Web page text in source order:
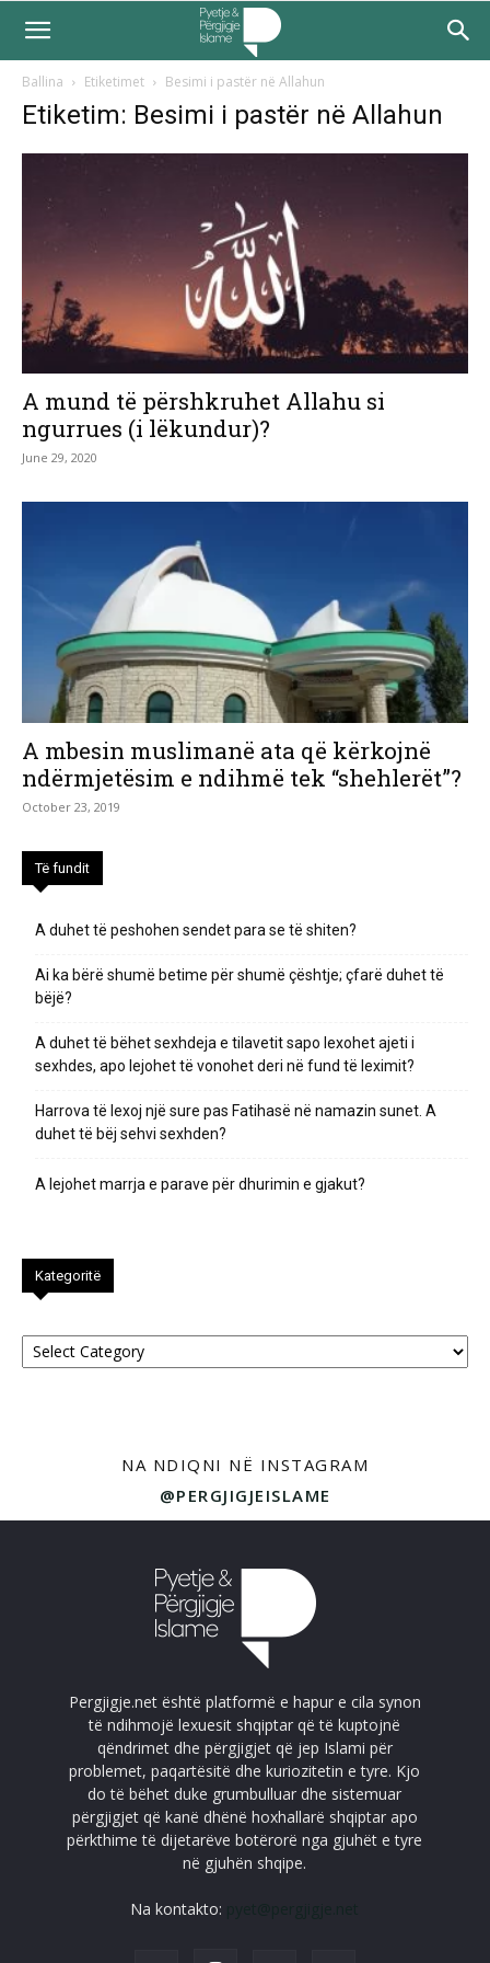
Ballina Etiketimet Besimi i pastër në Allahun
Etiketim: Besimi i pastër në Allahun
A mund të përshkruhet Allahu si
ngurrues (i lëkundur)?
June 29, 2020
A mbesin muslimanë ata që kërkojnë
ndërmjetësim e ndihmë tek “shehlerët”?
October 23, 2019
Të fundit
A duhet të peshohen sendet para se të shiten?
Ai ka bërë shumë betime për shumë çështje; çfarë duhet të
bëjë?
A duhet të bëhet sexhdeja e tilavetit sapo lexohet ajeti i
sexhdes, apo lejohet të vonohet deri në fund të leximit?
Harrova të lexoj një sure pas Fatihasë në namazin sunet. A
duhet të bëj sehvi sexhden?
A lejohet marrja e parave për dhurimin e gjakut?
Kategoritë
Kategoritë
NA NDIQNI NË INSTAGRAM
@PERGJIGJEISLAME
Pergjigje.net është platformë e hapur e cila synon
të ndihmojë lexuesit shqiptar që të kuptojnë
qëndrimet dhe përgjigjet që jep Islami për
problemet, paqartësitë dhe kuriozitetin e tyre. Kjo
do të bëhet duke grumbulluar dhe sistemuar
përgjigjet që kanë dhënë hoxhallarë shqiptar apo
përkthime të dijetarëve botërorë nga gjuhët e tyre
në gjuhën shqipe.
Na kontakto: